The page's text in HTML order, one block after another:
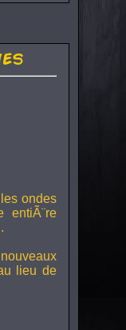
ondes
entiÃ¨re
lieu de